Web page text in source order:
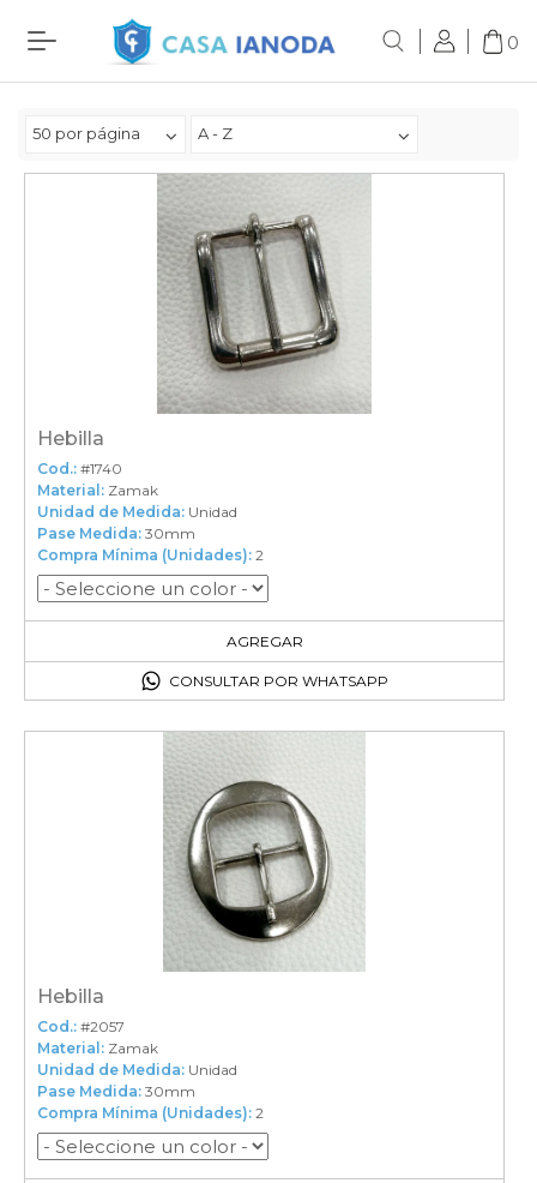
0
50 por página A - Z
Hebilla
Cod.: #1740
Material: Zamak
Unidad de Medida: Unidad
Pase Medida: 30mm
Compra Mínima (Unidades): 2
AGREGAR
2en el carrito
CONSULTAR POR WHATSAPP
Hebilla
Cod.: #2057
Material: Zamak
Unidad de Medida: Unidad
Pase Medida: 30mm
Compra Mínima (Unidades): 2
2en el carrito